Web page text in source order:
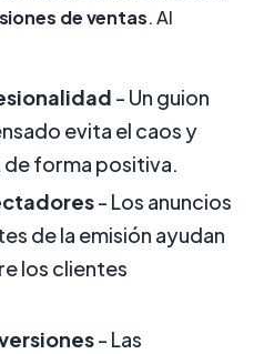
de ventas. Al
- Un guion
evita el caos y
de forma positiva.
- Los anuncios
de la emisión ayudan
los clientes
- Las